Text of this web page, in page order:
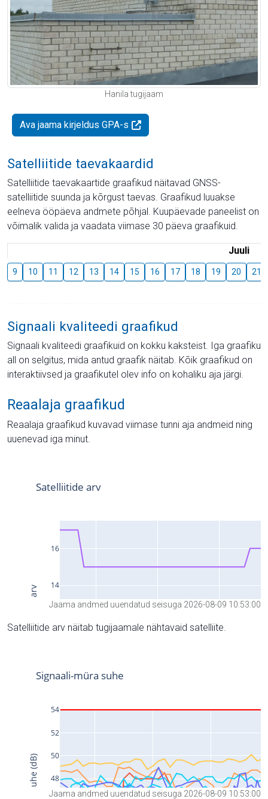
Hanila tugijaam
Ava jaama kirjeldus GPA-s
Satelliitide taevakaardid
Satelliitide taevakaartide graafikud näitavad GNSS-
satelliitide suunda ja kõrgust taevas. Graafikud luuakse
eelneva ööpäeva andmete põhjal. Kuupäevade paneelist on
võimalik valida ja vaadata viimase 30 päeva graafikuid.
Juuli
9 10 11 12 13 14 15 16 17 18 19 20 21
Signaali kvaliteedi graafikud
Signaali kvaliteedi graafikuid on kokku kaksteist. Iga graafiku
all on selgitus, mida antud graafik näitab. Kõik graafikud on
interaktiivsed ja graafikutel olev info on kohaliku aja järgi.
Reaalaja graafikud
Reaalaja graafikud kuvavad viimase tunni aja andmeid ning
uuenevad iga minut.
Jaama andmed uuendatud seisuga 2026-08-09 10:53:00
Satelliitide arv näitab tugijaamale nähtavaid satelliite.
Jaama andmed uuendatud seisuga 2026-08-09 10:53:00